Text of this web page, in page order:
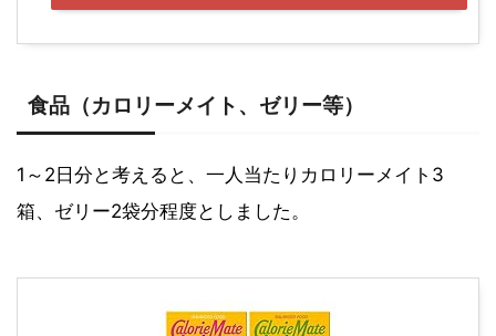
食品（カロリーメイト、ゼリー等）
1～2日分と考えると、一人当たりカロリーメイト3
箱、ゼリー2袋分程度としました。